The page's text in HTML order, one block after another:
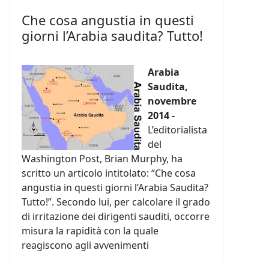
Che cosa angustia in questi
giorni l’Arabia saudita? Tutto!
Arabia
Saudita,
novembre
2014 -
L’editorialista
del
Washington Post, Brian Murphy, ha
scritto un articolo intitolato: “Che cosa
angustia in questi giorni l’Arabia Saudita?
Tutto!”. Secondo lui, per calcolare il grado
di irritazione dei dirigenti sauditi, occorre
misura la rapidità con la quale
reagiscono agli avvenimenti